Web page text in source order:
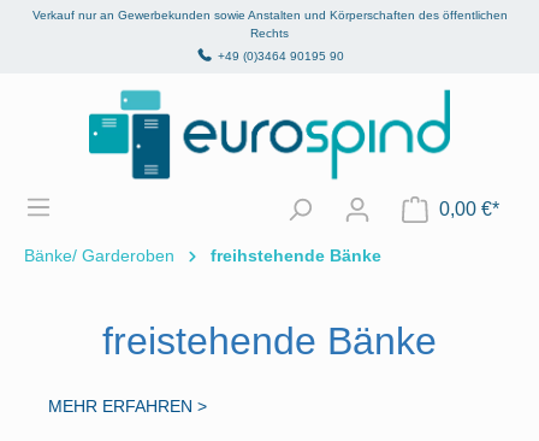
springen
Verkauf nur an Gewerbekunden sowie Anstalten und Körperschaften des öffentlichen
Rechts
+49 (0)3464 90195 90
0,00 €*
Bänke/ Garderoben freihstehende Bänke
freistehende Bänke
MEHR ERFAHREN >